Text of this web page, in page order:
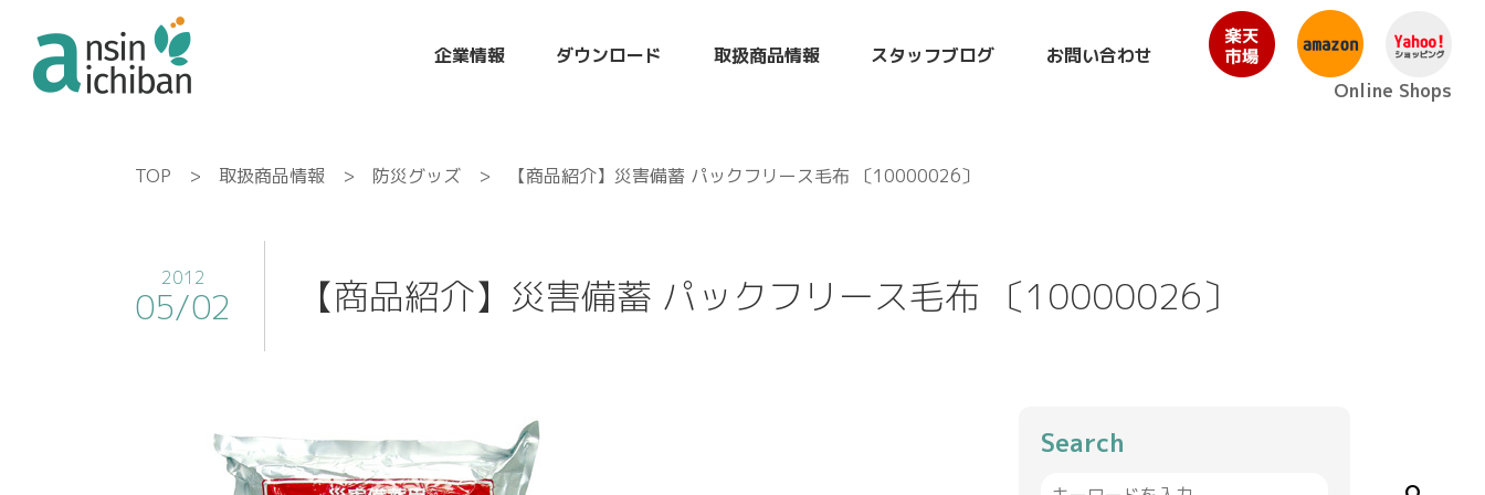
企業情報 ダウンロード 取扱商品情報 スタッフブログ
お問い合わせ
Online Shops
TOP > 取扱商品情報 > 防災グッズ > 【商品紹介】災害備蓄 パックフリース毛布 〔10000026〕
2012
05/02 【商品紹介】災害備蓄 パックフリース毛布 〔10000026〕
Search